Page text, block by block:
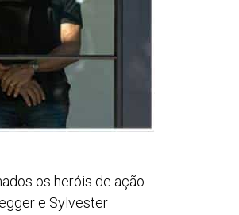
os heróis de ação
e Sylvester